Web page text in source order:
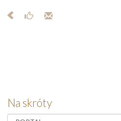
Na skróty